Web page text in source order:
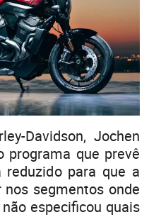
Davidson, Jochen
programa que prevê
reduzido para que a
segmentos onde
especificou quais